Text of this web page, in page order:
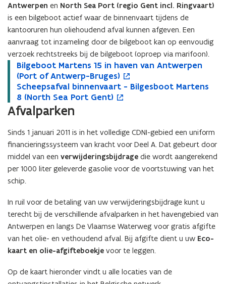
Antwerpen en North Sea Port (regio Gent incl. Ringvaart)
is een bilgeboot actief waar de binnenvaart tijdens de
kantooruren hun oliehoudend afval kunnen afgeven. Een
aanvraag tot inzameling door de bilgeboot kan op eenvoudig
verzoek rechtstreeks bij de bilgeboot (oproep via marifoon).
B
i
l
g
e
b
o
t
M
a
r
e
n
s
1
i
h
o
p
e
n
t
i
n
i
e
u
w
e
n
s
t
r
Bilgeboot Martens 15 in haven van Antwerpen
(Port of Antwerp-Bruges)
B
i
l
g
e
b
o
t
M
a
r
e
n
s
1
i
h
S
c
h
e
e
s
a
f
v
l
b
i
n
e
v
o
p
e
n
t
n
n
i
e
w
v
e
n
t
r
Scheepsafval binnenvaart - Bilgesboot Martens
8 (North Sea Port Gent)
S
c
h
e
e
s
a
f
v
l
b
i
n
e
v
Afvalparken
Sinds 1 januari 2011 is in het volledige CDNI-gebied een uniform
financieringssysteem van kracht voor Deel A. Dat gebeurt door
middel van een verwijderingsbijdrage die wordt aangerekend
per 1000 liter geleverde gasolie voor de voortstuwing van het
schip.
In ruil voor de betaling van uw verwijderingsbijdrage kunt u
terecht bij de verschillende afvalparken in het havengebied van
Antwerpen en langs De Vlaamse Waterweg voor gratis afgifte
van het olie- en vethoudend afval. Bij afgifte dient u uw Eco-
kaart en olie-afgifteboekje voor te leggen.
Op de kaart hieronder vindt u alle locaties van de